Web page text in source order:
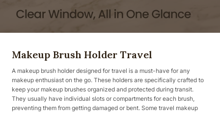
Makeup Brush Holder Travel
A makeup brush holder designed for travel is a must-have for any
makeup enthusiast on the go. These holders are specifically crafted to
keep your makeup brushes organized and protected during transit.
They usually have individual slots or compartments for each brush,
preventing them from getting damaged or bent. Some travel makeup